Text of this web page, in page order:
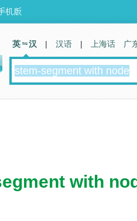
with
英 汉 | 汉语 | 上海话 广